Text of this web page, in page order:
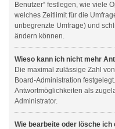
Benutzer“ festlegen, wie viele
welches Zeitlimit für die
unbegrenzte Umfrage) und
ändern können.
Wieso kann ich nicht mehr
Die maximal zulässige Zahl
Board-Administration
Antwortmöglichkeiten als
Administrator.
Wie bearbeite oder lösche ich